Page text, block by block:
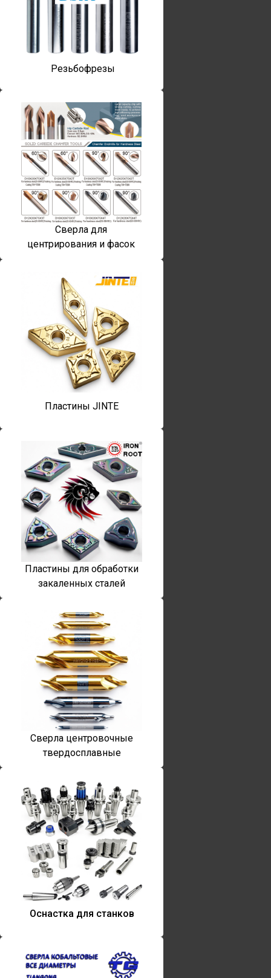
Резьбофрезы
Сверла для
центрирования и фасок
Пластины JINTE
Пластины для обработки
закаленных сталей
Сверла центровочные
твердосплавные
Оснастка для станков